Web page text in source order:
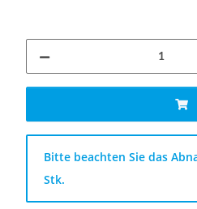
x
Bitte beachten Sie das
Stk.